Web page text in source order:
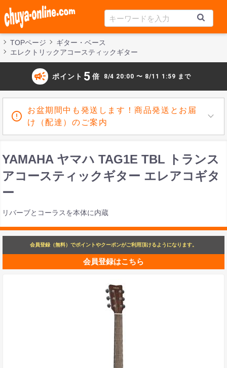
TOPページ
ギター・ベース
エレクトリックアコースティックギター
campaign ポイント 5 倍 8/4 20:00 〜 8/11 1:59 まで
お盆期間中も発送します！商品発送とお届
け（配達）のご案内
YAMAHA ヤマハ TAG1E TBL トランス
アコースティックギター エレアコギタ
ー
リバーブとコーラスを本体に内蔵
会員登録（無料）でポイントやクーポンがご利用頂けるようになります。
会員登録はこちら